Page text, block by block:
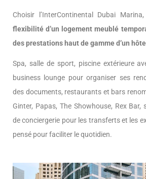
Choisir l’InterContinental Dubai Marina,
flexibilité d’un logement meublé
des prestations haut de gamme d’un hôtel
Spa, salle de sport, piscine extérieure
business lounge pour organiser ses
des documents, restaurants et bars
Ginter, Papas, The Showhouse, Rex Bar,
de conciergerie pour les transferts et les
pensé pour faciliter le quotidien.